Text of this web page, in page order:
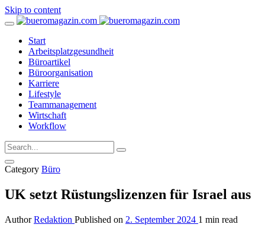
Skip to content
Start
Arbeitsplatzgesundheit
Büroartikel
Büroorganisation
Karriere
Lifestyle
Teammanagement
Wirtschaft
Workflow
Category Büro
UK setzt Rüstungslizenzen für Israel aus
Author Redaktion Published on 2. September 2024 1 min read